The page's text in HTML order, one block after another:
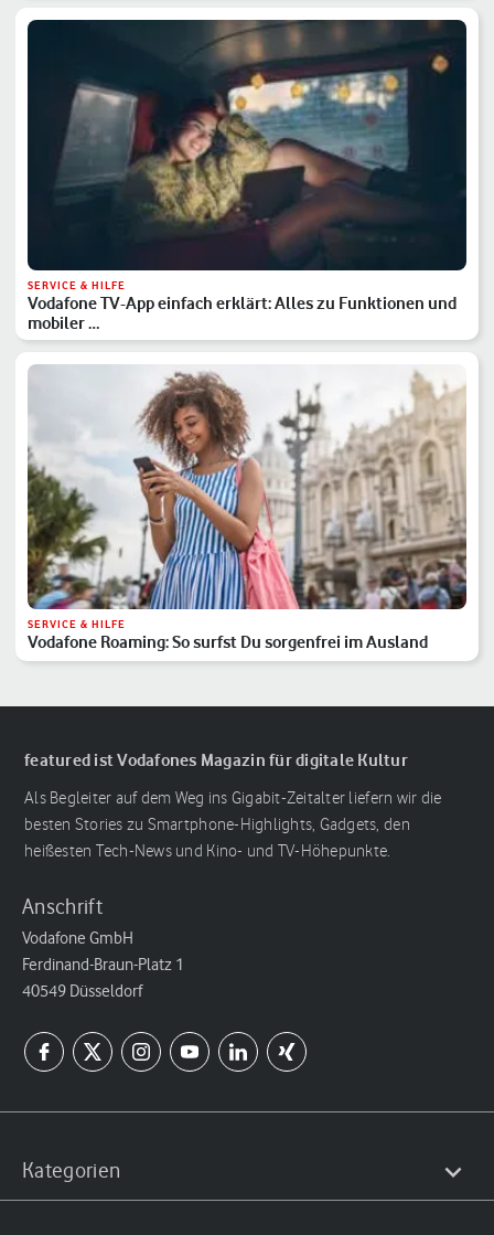
SERVICE & HILFE
Vodafone TV-App einfach erklärt: Alles zu Funktionen und
mobiler …
SERVICE & HILFE
Vodafone Roaming: So surfst Du sorgenfrei im Ausland
featured ist Vodafones Magazin für digitale Kultur
Als Begleiter auf dem Weg ins Gigabit-Zeitalter liefern wir die
besten Stories zu Smartphone-Highlights, Gadgets, den
heißesten Tech-News und Kino- und TV-Höhepunkte.
Anschrift
Vodafone GmbH
Ferdinand-Braun-Platz 1
40549 Düsseldorf
Kategorien